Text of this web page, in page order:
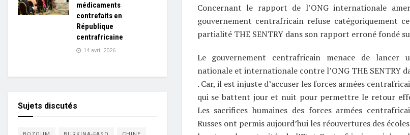
Concernant le rapport de l’ONG internationale
gouvernement centrafricain refuse catégoriquement
partialité THE SENTRY dans son rapport erroné fondé
Le gouvernement centrafricain menace de lancer
nationale et internationale contre l’ONG THE SENTRY
. Car, il est injuste d’accuser les forces armées
qui se battent jour et nuit pour permettre le retour
Les sacrifices humaines des forces armées
Russes ont permis aujourd’hui les réouvertures des
médicaments
contrefaits en
République
centrafricaine
14 avril 2026
Sujets discutés